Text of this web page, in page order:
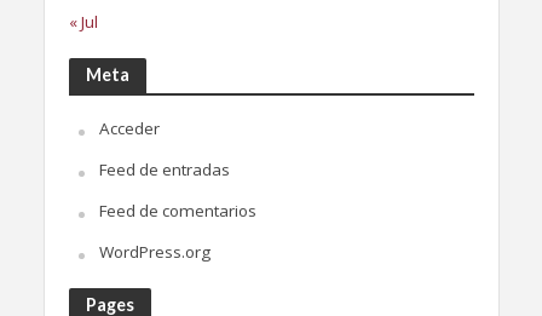
« Jul
Meta
Acceder
Feed de entradas
Feed de comentarios
WordPress.org
Pages